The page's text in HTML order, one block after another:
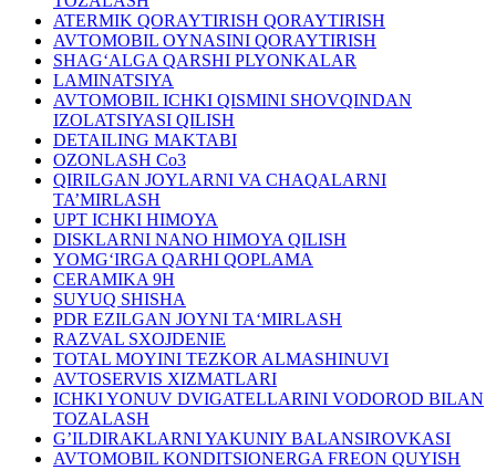
ATERMIK QORAYTIRISH QORAYTIRISH
AVTOMOBIL OYNASINI QORAYTIRISH
SHAG‘ALGA QARSHI PLYONKALAR
LAMINATSIYA
AVTOMOBIL ICHKI QISMINI SHOVQINDAN
IZOLATSIYASI QILISH
DETAILING MAKTABI
OZONLASH Co3
QIRILGAN JOYLARNI VA CHAQALARNI
TA’MIRLASH
UPT ICHKI HIMOYA
DISKLARNI NANO HIMOYA QILISH
YOMG‘IRGA QARHI QOPLAMA
CERAMIKA 9H
SUYUQ SHISHA
PDR EZILGAN JOYNI TA‘MIRLASH
RAZVAL SXOJDENIE
TOTAL MOYINI TEZKOR ALMASHINUVI
AVTOSERVIS XIZMATLARI
ICHKI YONUV DVIGATELLARINI VODOROD BILAN
TOZALASH
G’ILDIRAKLARNI YAKUNIY BALANSIROVKASI
AVTOMOBIL KONDITSIONERGA FREON QUYISH